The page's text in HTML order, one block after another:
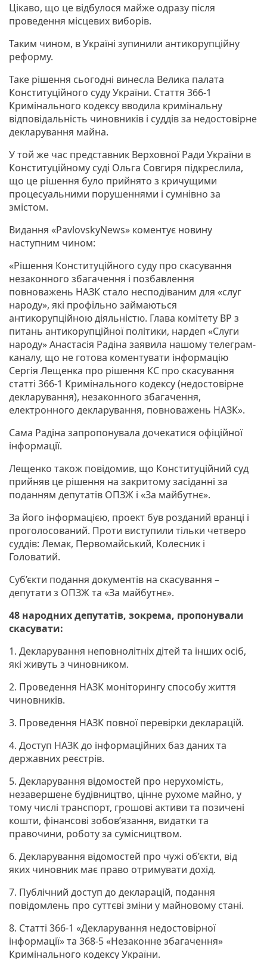
Цікаво, що це відбулося майже одразу після
проведення місцевих виборів.
Таким чином, в Україні зупинили антикорупційну
реформу.
Таке рішення сьогодні винесла Велика палата
Конституційного суду України. Стаття 366-1
Кримінального кодексу вводила кримінальну
відповідальність чиновників і суддів за недостовірне
декларування майна.
У той же час представник Верховної Ради України в
Конституційному суді Ольга Совгиря підкреслила,
що це рішення було прийнято з кричущими
процесуальними порушеннями і сумнівно за
змістом.
Видання «PavlovskyNews» коментує новину
наступним чином:
«Рішення Конституційного суду про скасування
незаконного збагачення і позбавлення
повноважень НАЗК стало несподіваним для «слуг
народу», які профільно займаються
антикорупційною діяльністю. Глава комітету ВР з
питань антикорупційної політики, нардеп «Слуги
народу» Анастасія Радіна заявила нашому телеграм-
каналу, що не готова коментувати інформацію
Сергія Лещенка про рішення КС про скасування
статті 366-1 Кримінального кодексу (недостовірне
декларування), незаконного збагачення,
електронного декларування, повноважень НАЗК».
Сама Радіна запропонувала дочекатися офіційної
інформації.
Лещенко також повідомив, що Конституційний суд
прийняв це рішення на закритому засіданні за
поданням депутатів ОПЗЖ і «За майбутнє».
За його інформацією, проект був розданий вранці і
проголосований. Проти виступили тільки четверо
суддів: Лемак, Первомайський, Колесник і
Головатий.
Суб’єкти подання документів на скасування –
депутати з ОПЗЖ та «За майбутнє».
48 народних депутатів, зокрема, пропонували
скасувати:
1. Декларування неповнолітніх дітей та інших осіб,
які живуть з чиновником.
2. Проведення НАЗК моніторингу способу життя
чиновників.
3. Проведення НАЗК повної перевірки декларацій.
4. Доступ НАЗК до інформаційних баз даних та
державних реєстрів.
5. Декларування відомостей про нерухомість,
незавершене будівництво, цінне рухоме майно, у
тому числі транспорт, грошові активи та позичені
кошти, фінансові зобов’язання, видатки та
правочини, роботу за сумісництвом.
6. Декларування відомостей про чужі об’єкти, від
яких чиновник має право отримувати дохід.
7. Публічний доступ до декларацій, подання
повідомлень про суттєві зміни у майновому стані.
8. Статті 366-1 «Декларування недостовірної
інформації» та 368-5 «Незаконне збагачення»
Кримінального кодексу України.